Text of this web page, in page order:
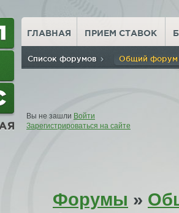
ГЛАВНАЯ ПРИЕМ СТАВОК
Список форумов Общий
Вы не зашли Войти
Зарегистрироваться на сайте
Форумы »